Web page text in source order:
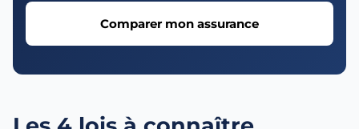
Comparer mon assurance